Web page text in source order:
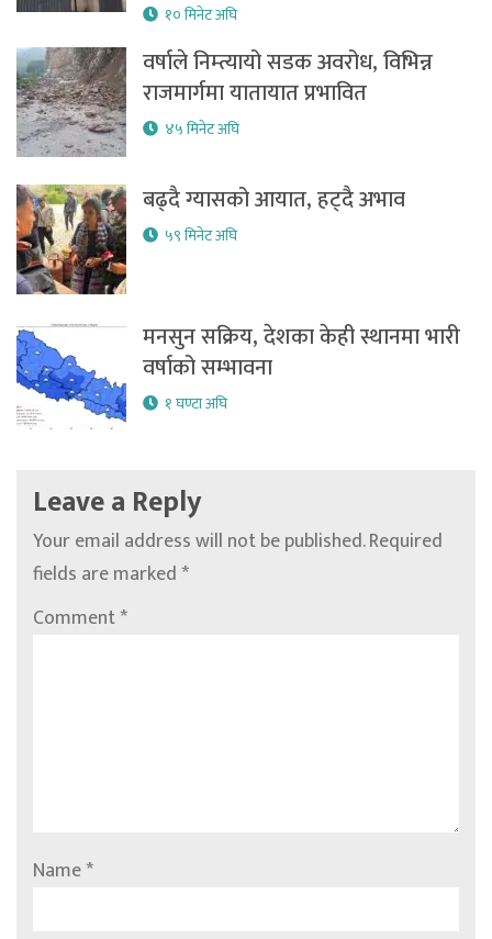
१० मिनेट अघि
वर्षाले निम्त्यायो सडक अवरोध, विभिन्न
राजमार्गमा यातायात प्रभावित
४५ मिनेट अघि
बढ्दै ग्यासको आयात, हट्दै अभाव
५९ मिनेट अघि
मनसुन सक्रिय, देशका केही स्थानमा भारी
वर्षाको सम्भावना
१ घण्टा अघि
Leave a Reply
Your email address will not be published.Required
fields are marked*
Comment*
Name*